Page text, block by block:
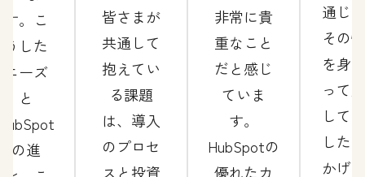
す。こ
うした
ニーズ
と
の進
皆さまが
共通して
抱えてい
る課題
は、導入
のプロセ
スと投資
非常に貴
重なこと
だと感じ
ていま
す。
HubSpotの
優れたカ
通じ
その
を身
って
して
した
かげ